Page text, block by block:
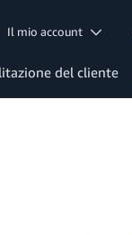
Il mio account
del cliente